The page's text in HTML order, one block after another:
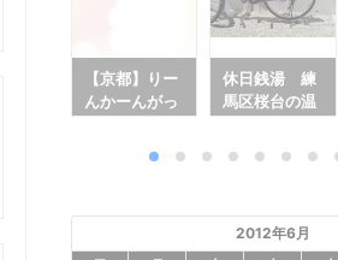
【京都】りー
んかーんがっ
休日銭湯 練
馬区桜台の温
2012年6月